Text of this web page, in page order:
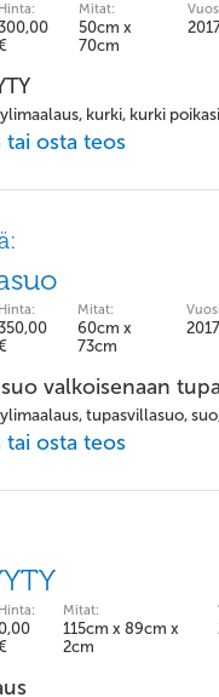
Hinta: Mitat:
50cm x
70cm
kurki, kurki
tai osta teos
Hinta: Mitat:
60cm x
73cm
2017
valkoisenaan
tupasvillasuo,
tai osta teos
Hinta: Mitat:
115cm x 89cm x
2cm